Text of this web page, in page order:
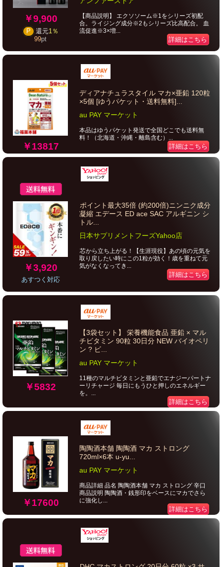
￥9,900
P 還元1％
99pt
【商品説明】 エクソソーム※1をシリーズ初配
合。ライジング成分※2もシリーズ比高配合。 血
流促進※3×増...
詳細はこちら
￥13817
ディアナチュラスタイル マカ×亜鉛 120粒
×5個 [ゆうパケット・送料無料]...
au PAY マーケット
本品はゆうパケット発送で全国どこでも送料無
料！（北海道・沖縄・離島含む）...
詳細はこちら
￥3,920
あすつく対応
ポイント最大35倍 (約200倍)ニンニク成分
凝縮 エデース ED ace SAC アルギニン シ
トル...
日本サプリメントフーズYahoo店
芯から立ち上がる！【生涯現役】あの頃の元気を
取り戻したい時にこの1粒が効く！歳を重ねて元
気がなくなってき...
詳細はこちら
￥5832
【3袋セット】 栄養機能食品 亜鉛 × マル
チビタミン 90粒 30日分 NEW バイオペリ
ン ? ビ...
au PAY マーケット
11種のマルチビタミンと亜鉛でエナジーパートナ
ーリチャージ 毎日にもうひと押しのエネルギー
を。...
詳細はこちら
￥17600
陶陶酒本舗 陶陶酒 マカ ストロング
720ml×6本 u-yu...
au PAY マーケット
商品詳細 品名 陶陶酒本舗 マカ ストロング 辛口
商品説明 陶陶酒・銭形印をベースにマカでさら
に強化し...
詳細はこちら